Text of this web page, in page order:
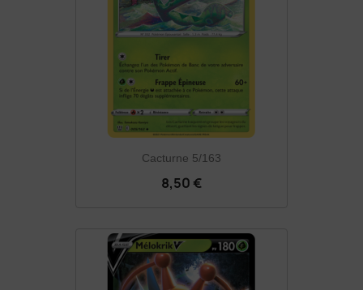
Cacturne 5/163
8,50 €